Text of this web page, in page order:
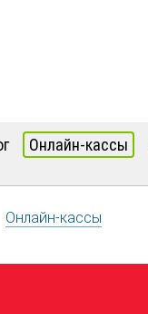
Онлайн-кассы
Онлайн-кассы